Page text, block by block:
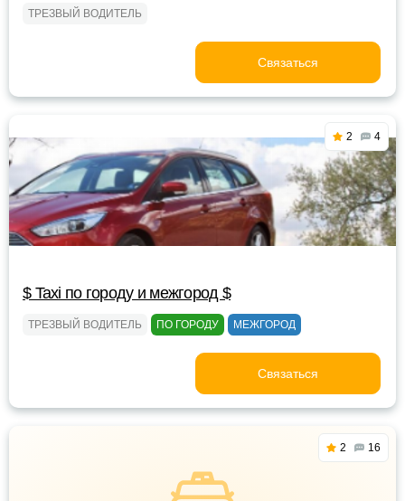
ТРЕЗВЫЙ ВОДИТЕЛЬ
Связаться
2 4
$ Taxi по городу и межгород $
ТРЕЗВЫЙ ВОДИТЕЛЬ ПО ГОРОДУ МЕЖГОРОД
Связаться
2 16